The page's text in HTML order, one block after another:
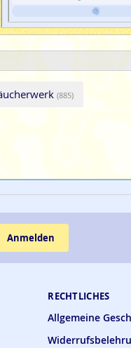
(885)
RECHTLICHES
Allgemeine
Anmelden